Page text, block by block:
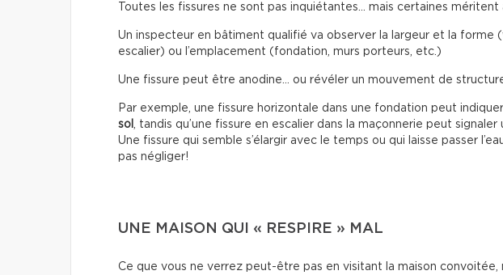
Toutes les fissures ne sont pas inquiétantes… mais certaines méritent
Un inspecteur en bâtiment qualifié va observer la largeur et la forme
escalier) ou l’emplacement (fondation, murs porteurs, etc.)
Une fissure peut être anodine… ou révéler un mouvement de
Par exemple, une fissure horizontale dans une fondation peut indiquer
sol
, tandis qu’une fissure en escalier dans la maçonnerie peut signaler
Une fissure qui semble s’élargir avec le temps ou qui laisse passer
pas négliger!
UNE MAISON QUI « RESPIRE » MAL
Ce que vous ne verrez peut-être pas en visitant la maison convoitée,